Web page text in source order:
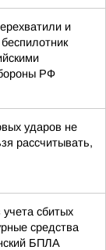
и
РФ
ударов не
рассчитывать,
сбитых
средства
БПЛА